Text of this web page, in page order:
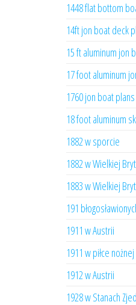
1448 flat bottom
14ft jon boat deck
15 ft aluminum jon
17 foot aluminum
1760 jon boat plans
18 foot aluminum
1882 w sporcie
1882 w Wielkiej
1883 w Wielkiej
191
1911 w Austrii
1911 w piłce nożnej
1912 w Austrii
1928 w Stanach